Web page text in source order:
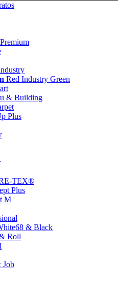
Red Industry Green
& Building
Plus
TEX®
Plus
M
& Black
Roll
Job